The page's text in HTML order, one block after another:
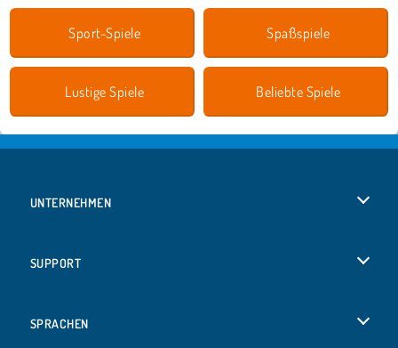
Sport-Spiele Spaßspiele
Lustige Spiele Beliebte Spiele
UNTERNEHMEN
SUPPORT
SPRACHEN